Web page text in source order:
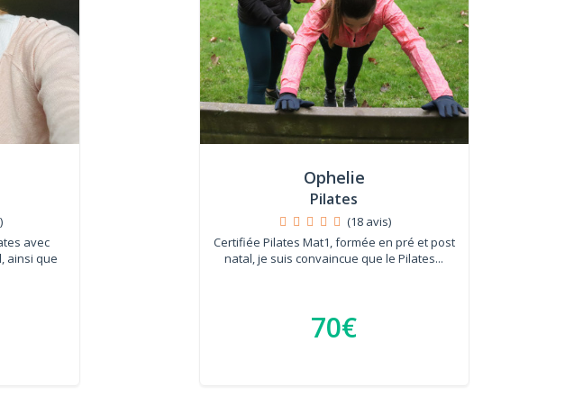
avec
ainsi que
Ophelie
Pilates
(18 avis)
Certifiée Pilates Mat1, formée en pré et post
natal, je suis convaincue que le Pilates...
70€